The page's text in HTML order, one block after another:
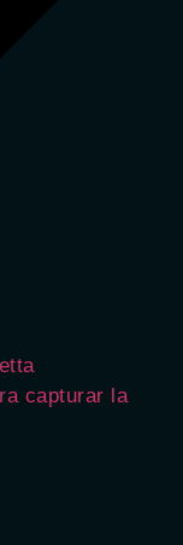
capturar la